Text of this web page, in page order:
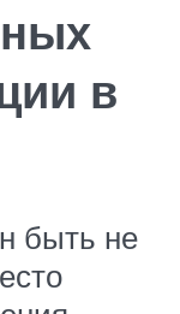
в
быть не